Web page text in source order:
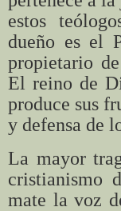
estos
dueño es el
propietario
El reino de
produce sus
y defensa de
La mayor
cristianismo
mate la voz